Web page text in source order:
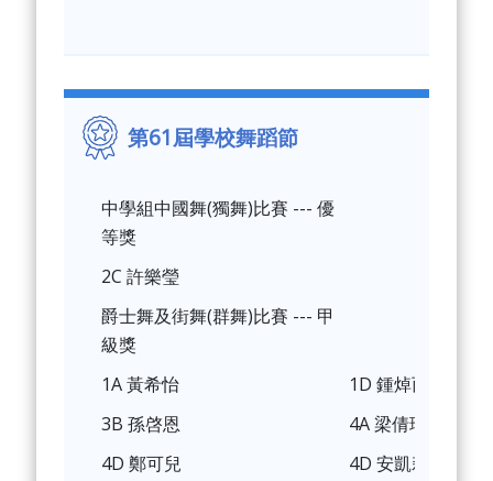
第61屆學校舞蹈節
中學組中國舞(獨舞)比賽 --- 優
等獎
2C 許樂瑩
爵士舞及街舞(群舞)比賽 --- 甲
級獎
1A 黃希怡
1D 鍾焯而
3B 孫啓恩
4A 梁倩瑜
4D 鄭可兒
4D 安凱莉